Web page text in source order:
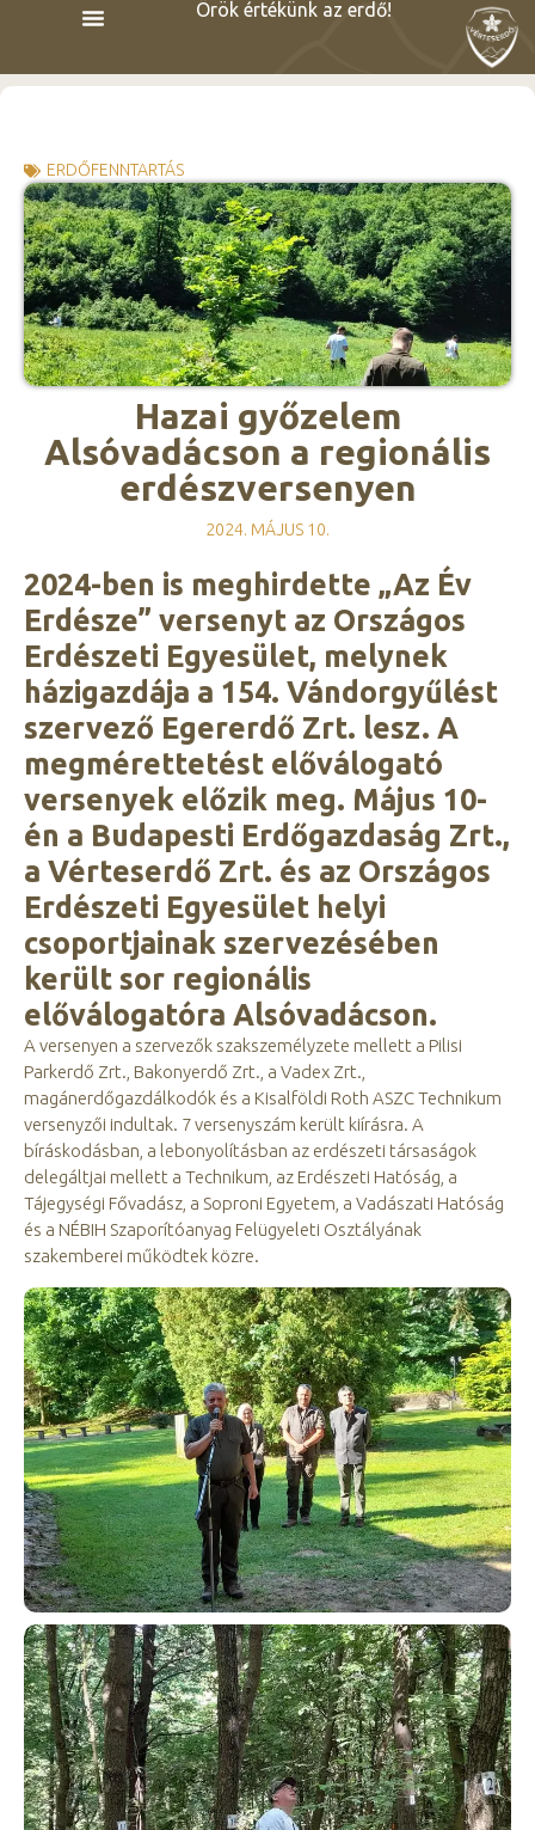
Örök értékünk az erdő!
ERDŐFENNTARTÁS
Hazai győzelem
Alsóvadácson a regionális
erdészversenyen
2024. MÁJUS 10.
2024-ben is meghirdette „Az Év
Erdésze” versenyt az Országos
Erdészeti Egyesület, melynek
házigazdája a 154. Vándorgyűlést
szervező Egererdő Zrt. lesz. A
megmérettetést előválogató
versenyek előzik meg. Május 10-
én a Budapesti Erdőgazdaság Zrt.,
a Vérteserdő Zrt. és az Országos
Erdészeti Egyesület helyi
csoportjainak szervezésében
került sor regionális
előválogatóra Alsóvadácson.
A versenyen a szervezők szakszemélyzete mellett a Pilisi
Parkerdő Zrt., Bakonyerdő Zrt., a Vadex Zrt.,
magánerdőgazdálkodók és a Kisalföldi Roth ASZC Technikum
versenyzői indultak. 7 versenyszám került kiírásra. A
bíráskodásban, a lebonyolításban az erdészeti társaságok
delegáltjai mellett a Technikum, az Erdészeti Hatóság, a
Tájegységi Fővadász, a Soproni Egyetem, a Vadászati Hatóság
és a NÉBIH Szaporítóanyag Felügyeleti Osztályának
szakemberei működtek közre.